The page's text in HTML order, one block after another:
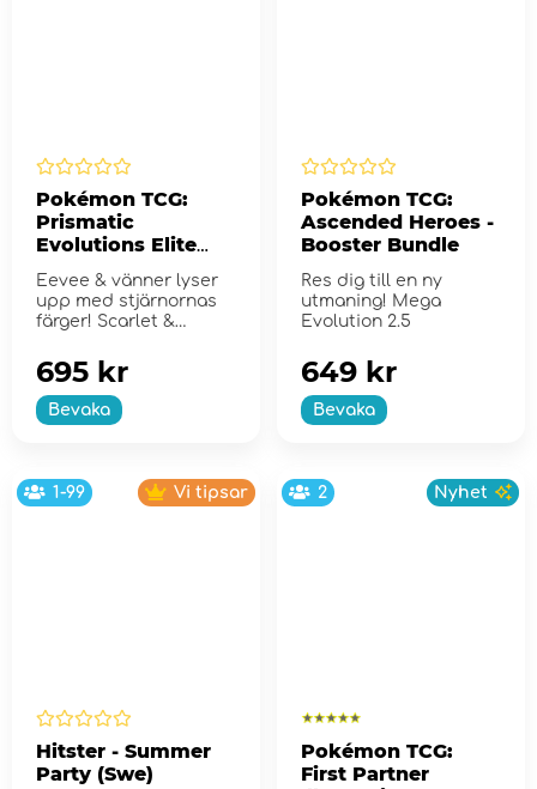
Pokémon TCG:
Prismatic
Evolutions Elite
Trainer Box
Eevee & vänner lyser
upp med stjärnornas
färger! Scarlet &
Bevaka
695 kr
Pokémon TCG:
Ascended Heroes -
Booster Bundle
Res dig till en ny
utmaning! Mega
Evolution 2.5
Bevaka
649 kr
1-99 Vi tipsar
Hitster - Summer
Party (Swe)
2 Nyhet
Pokémon TCG:
First Partner